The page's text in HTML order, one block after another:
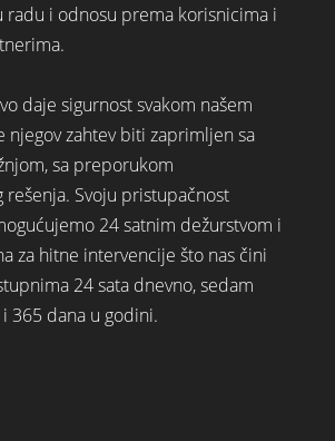
radu i odnosu prema korisnicima i
daje sigurnost svakom našem
njegov zahtev biti zaprimljen sa
sa preporukom
rešenja. Svoju pristupačnost
24 satnim dežurstvom i
za hitne intervencije što nas čini
24 sata dnevno, sedam
365 dana u godini.